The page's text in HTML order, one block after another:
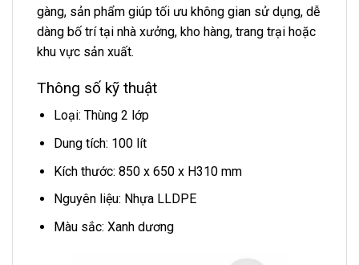
gàng, sản phẩm giúp tối ưu không gian sử dụng, dễ
dàng bố trí tại nhà xưởng, kho hàng, trang trại hoặc
khu vực sản xuất.
Thông số kỹ thuật
Loại: Thùng 2 lớp
Dung tích: 100 lít
Kích thước: 850 x 650 x H310 mm
Nguyên liệu: Nhựa LLDPE
Màu sắc: Xanh dương